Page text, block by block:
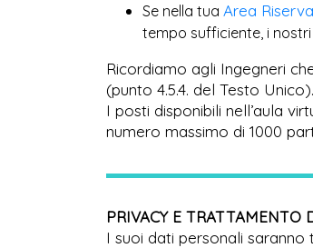
Se nella tua Area
tempo sufficiente, i
Ricordiamo agli Ingegneri
(punto 4.5.4. del Testo Unico).
I posti disponibili nell’aula
numero massimo di 1000
PRIVACY E TRATTAMENTO
I suoi dati personali saranno